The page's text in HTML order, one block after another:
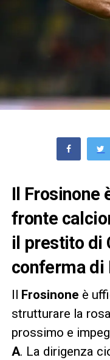
Il Frosinone
fronte
il prestito di
conferma di
Frosinone è
strutturare la
prossimo e
A. La dirigenza